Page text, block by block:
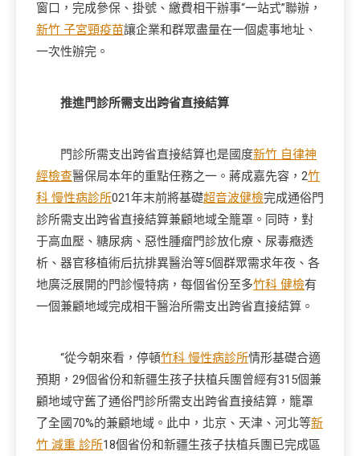
窗口，完成參保、掛號、繳費相干辦事“一站式”聯辦，
新竹 子宮頸疫苗讓企業和群眾盡量在一個處事地址、
一次性辦完。
推進門診所需支出跨省直接結算
門診所需支出跨省直接結算也是國度新竹 自律神
經檢查醫保局本年的重點任務之一。蔣成嘉先容，2竹
科 慢性病診所021年末前將基礎超音波健檢完成通俗門
診所需支出跨省直接結算兼顧地域全籠罩。同時，對
于高血壓、糖尿病、惡性腫瘤門診放化療、尿毒癥透
析、器官移植術后抗排異醫治等5個群眾需求年夜、各
地廣泛展開的門診慢特病，每個省份至多竹科 健檢有
一個兼顧地域完成相干醫治所需支出跨省直接結算。
“從今朝來看，停頓竹科 慢性病診所情形基礎合適
預期，29個省份和新疆生孩子扶植兵團曾經有315個兼
顧地域守舊了通俗門診所需支出跨省直接結算，籠罩
了全國70%的兼顧地域。此中，北京、天津、河北等新
竹 減重 診所18個省份和新疆生孩子扶植兵團已完成區